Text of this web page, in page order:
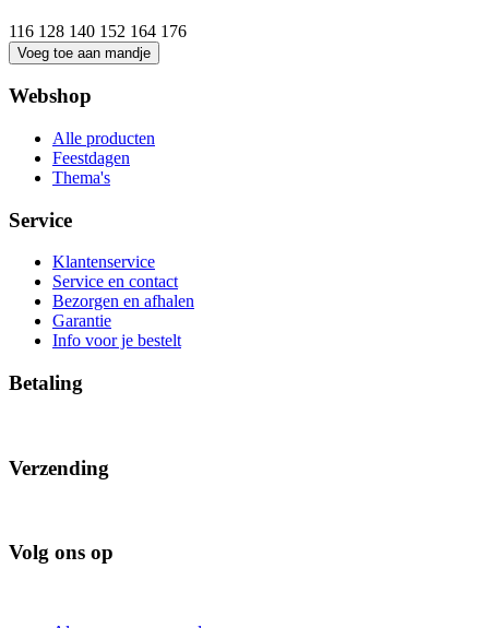
116 128 140 152 164 176
Webshop
Alle producten
Feestdagen
Thema's
Service
Klantenservice
Service en contact
Bezorgen en afhalen
Garantie
Info voor je bestelt
Betaling
Verzending
Volg ons op